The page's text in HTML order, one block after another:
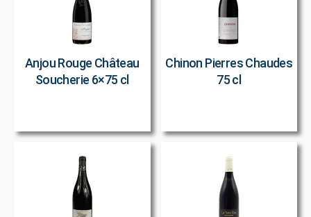
Anjou Rouge Château
Soucherie 6×75 cl
Chinon Pierres Chaudes
75 cl